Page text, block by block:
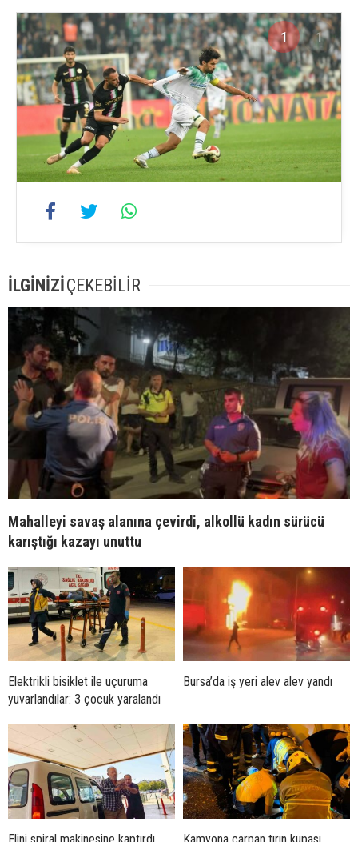
1 1
İLGİNİZİÇEKEBİLİR
Mahalleyi savaş alanına çevirdi, alkollü kadın sürücü
karıştığı kazayı unuttu
Elektrikli bisiklet ile uçuruma
yuvarlandılar: 3 çocuk yaralandı
Bursa’da iş yeri alev alev yandı